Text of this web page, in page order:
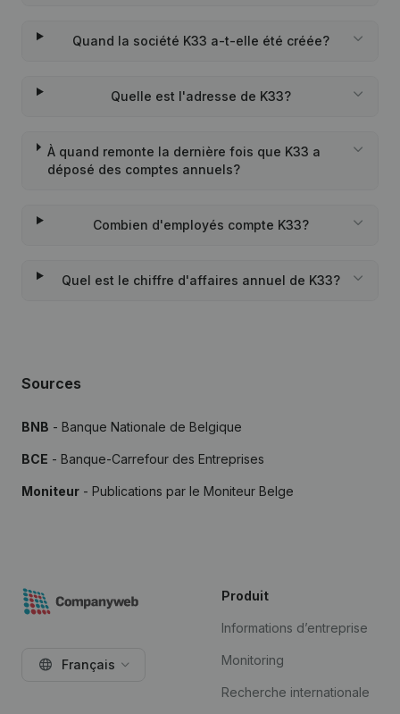
Quand la société K33 a-t-elle été créée?
Quelle est l'adresse de K33?
À quand remonte la dernière fois que K33 a
déposé des comptes annuels?
Combien d'employés compte K33?
Quel est le chiffre d'affaires annuel de K33?
Sources
BNB - Banque Nationale de Belgique
BCE - Banque-Carrefour des Entreprises
Moniteur - Publications par le Moniteur Belge
Français
Produit
Informations d’entreprise
Monitoring
Recherche internationale